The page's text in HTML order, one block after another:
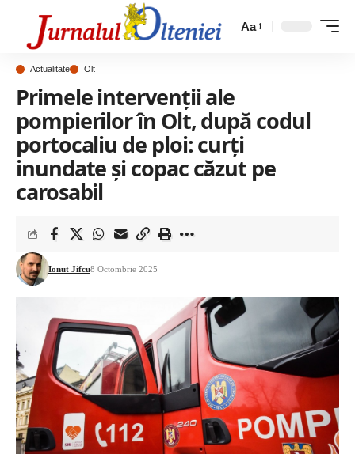
Aa
Actualitate Olt
Primele intervenții ale
pompierilor în Olt, după codul
portocaliu de ploi: curți
inundate și copac căzut pe
carosabil
Ionut Jifcu8 Octombrie 2025